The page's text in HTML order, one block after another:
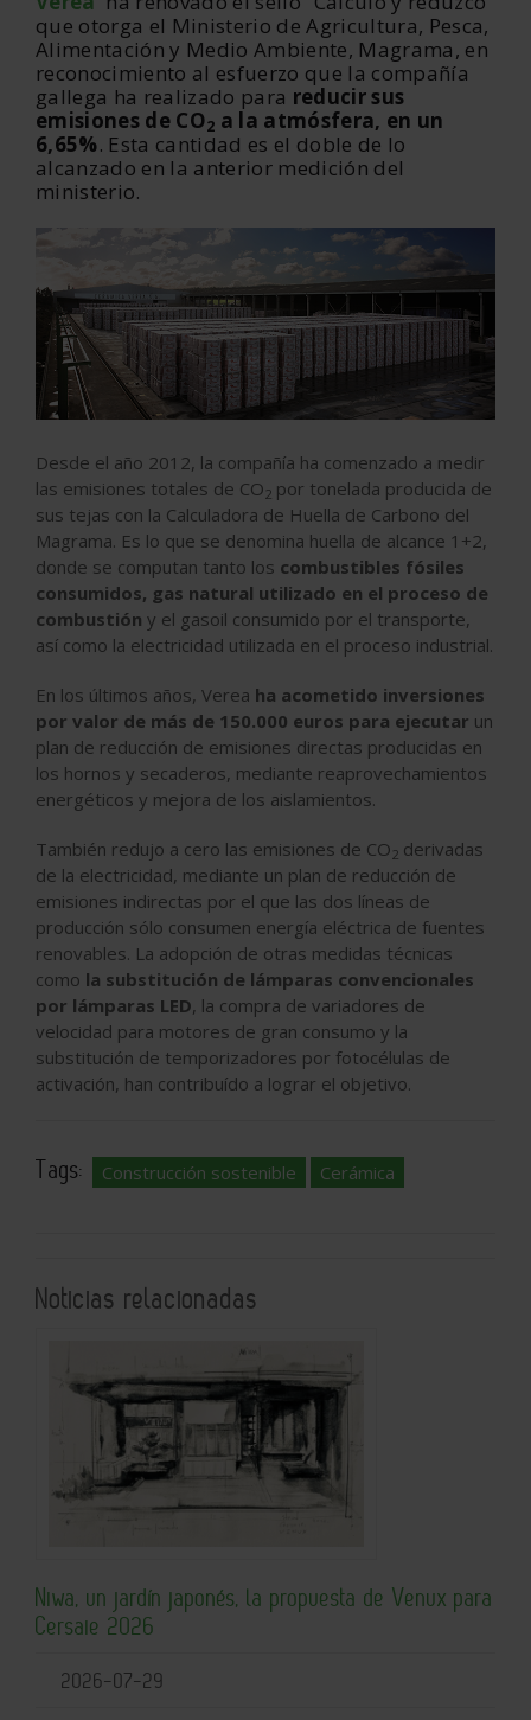
que otorga el Ministerio de Agricultura, Pesca,
Alimentación y Medio Ambiente, Magrama, en
reconocimiento al esfuerzo que la compañía
gallega ha realizado para reducir sus
emisiones de CO2 a la atmósfera, en un
6,65%. Esta cantidad es el doble de lo
alcanzado en la anterior medición del
ministerio.
Desde el año 2012, la compañía ha comenzado a medir
las emisiones totales de CO 2 por tonelada producida de
sus tejas con la Calculadora de Huella de Carbono del
Magrama. Es lo que se denomina huella de alcance 1+2,
donde se computan tanto los combustibles fósiles
consumidos, gas natural utilizado en el proceso de
combustión y el gasoil consumido por el transporte,
así como la electricidad utilizada en el proceso industrial.
En los últimos años, Verea ha acometido inversiones
por valor de más de 150.000 euros para ejecutar un
plan de reducción de emisiones directas producidas en
los hornos y secaderos, mediante reaprovechamientos
energéticos y mejora de los aislamientos.
También redujo a cero las emisiones de CO 2 derivadas
de la electricidad, mediante un plan de reducción de
emisiones indirectas por el que las dos líneas de
producción sólo consumen energía eléctrica de fuentes
renovables. La adopción de otras medidas técnicas
como la substitución de lámparas convencionales
por lámparas LED, la compra de variadores de
velocidad para motores de gran consumo y la
substitución de temporizadores por fotocélulas de
activación, han contribuído a lograr el objetivo.
Tags: Construcción sostenible Cerámica
Noticias relacionadas
Niwa, un jardín japonés, la propuesta de Venux para
Cersaie 2026
2026-07-29